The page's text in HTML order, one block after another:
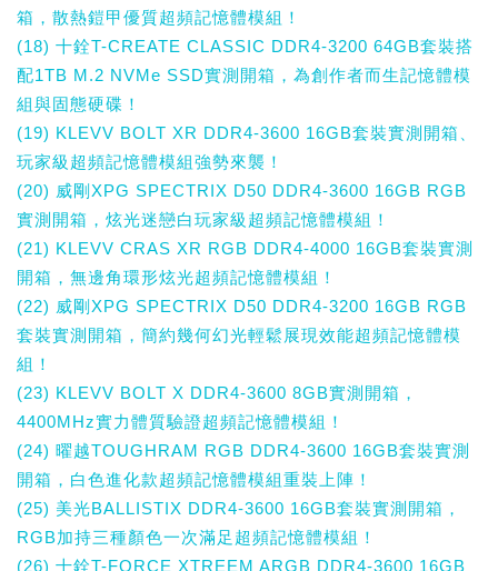
箱，散熱鎧甲優質超頻記憶體模組！
(18) 十銓T-CREATE CLASSIC DDR4-3200 64GB套裝搭
配1TB M.2 NVMe SSD實測開箱，為創作者而生記憶體模
組與固態硬碟！
(19) KLEVV BOLT XR DDR4-3600 16GB套裝實測開箱、
玩家級超頻記憶體模組強勢來襲！
(20) 威剛XPG SPECTRIX D50 DDR4-3600 16GB RGB
實測開箱，炫光迷戀白玩家級超頻記憶體模組！
(21) KLEVV CRAS XR RGB DDR4-4000 16GB套裝實測
開箱，無邊角環形炫光超頻記憶體模組！
(22) 威剛XPG SPECTRIX D50 DDR4-3200 16GB RGB
套裝實測開箱，簡約幾何幻光輕鬆展現效能超頻記憶體模
組！
(23) KLEVV BOLT X DDR4-3600 8GB實測開箱，
4400MHz實力體質驗證超頻記憶體模組！
(24) 曜越TOUGHRAM RGB DDR4-3600 16GB套裝實測
開箱，白色進化款超頻記憶體模組重裝上陣！
(25) 美光BALLISTIX DDR4-3600 16GB套裝實測開箱，
RGB加持三種顏色一次滿足超頻記憶體模組！
(26) 十銓T-FORCE XTREEM ARGB DDR4-3600 16GB